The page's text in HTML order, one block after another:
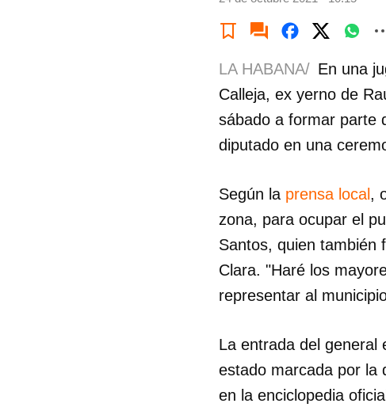
LA HABANA/ En una
Calleja, ex yerno de
sábado a formar parte
diputado en una
Según la prensa local ,
zona, para ocupar el
Santos, quien también
Clara. "Haré los
representar al
La entrada del general
estado marcada por la
en la enciclopedia